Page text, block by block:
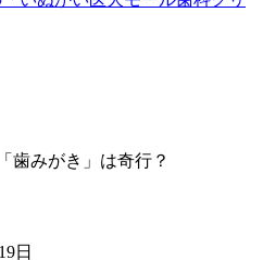
「歯みがき」は奇行？
日